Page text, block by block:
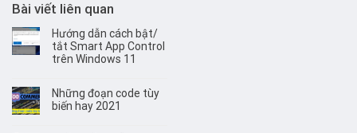
Bài viết liên quan
Hướng dẫn cách bật/
tắt Smart App Control
trên Windows 11
Những đoạn code tùy
biến hay 2021